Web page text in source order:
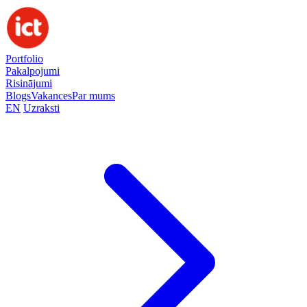
Portfolio
Pakalpojumi
Risinājumi
BlogsVakancesPar mums
EN Uzraksti